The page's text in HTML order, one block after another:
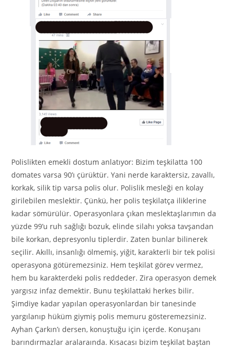
Polislikten emekli dostum anlatıyor: Bizim teşkilatta 100
domates varsa 90’ı çürüktür. Yani nerde karaktersiz, zavallı,
korkak, silik tip varsa polis olur. Polislik mesleği en kolay
girilebilen meslektir. Çünkü, her polis teşkilatça iliklerine
kadar sömürülür. Operasyonlara çıkan meslektaşlarımın da
yüzde 99’u ruh sağlığı bozuk, elinde silahı yoksa tavşandan
bile korkan, depresyonlu tiplerdir. Zaten bunlar bilinerek
seçilir. Akıllı, insanlığı ölmemiş, yiğit, karakterli bir tek polisi
operasyona götüremezsiniz. Hem teşkilat görev vermez,
hem bu karakterdeki polis reddeder. Zira operasyon demek
yargısız infaz demektir. Bunu teşkilattaki herkes bilir.
Şimdiye kadar yapılan operasyonlardan bir tanesinde
yargılanıp hüküm giymiş polis memuru gösteremezsiniz.
Ayhan Çarkın’ı dersen, konuştuğu için içerde. Konuşanı
barındırmazlar aralaraında. Kısacası bizim teşkilat baştan